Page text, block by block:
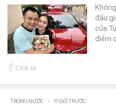
đấu
của
điểm
Chia sẻ
TRONG NƯỚC - 11 GIỜ TRƯỚC